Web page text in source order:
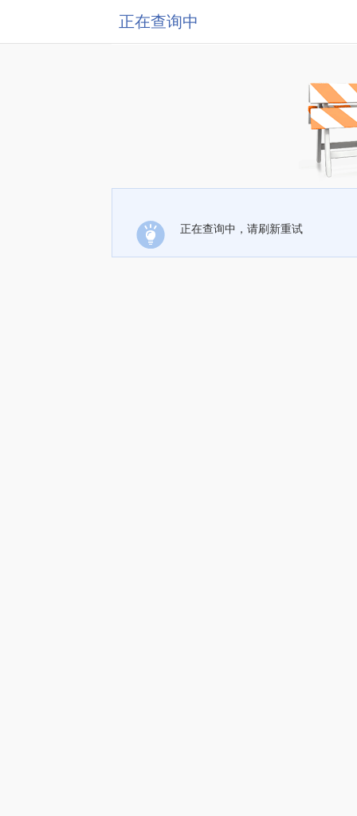
正在查询中
正在查询中，请刷新重试